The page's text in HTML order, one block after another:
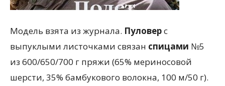
Модель взята из журнала. Пуловерс
выпуклыми листочками связан спицами №5
из 600/650/700 г пряжи (65% мериносовой
шерсти, 35% бамбукового волокна, 100 м/50 г).